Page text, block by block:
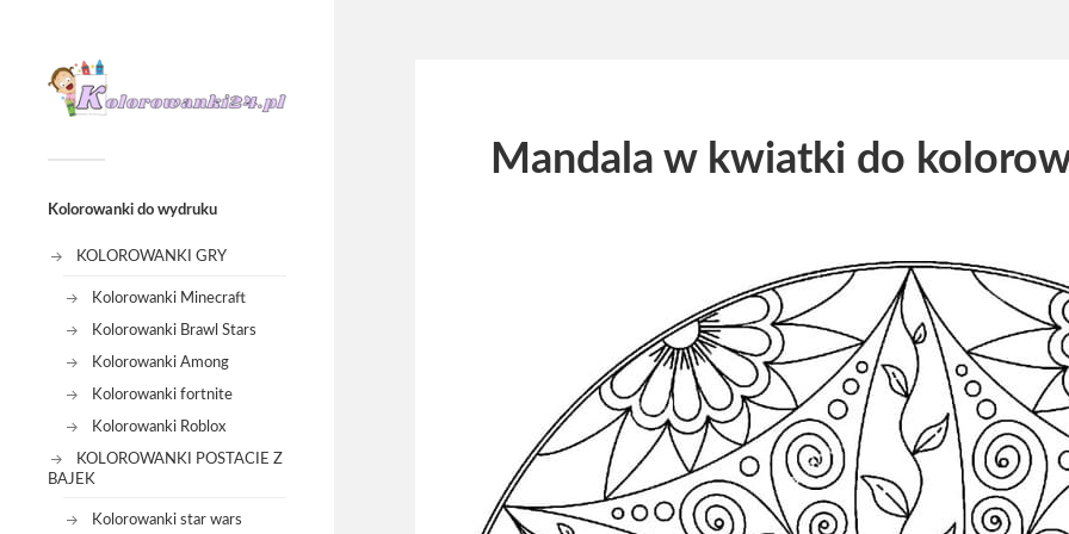
Kolorowanki do wydruku
KOLOROWANKI GRY
Kolorowanki Minecraft
Kolorowanki Brawl Stars
Kolorowanki Among
Kolorowanki fortnite
Kolorowanki Roblox
KOLOROWANKI POSTACIE Z
BAJEK
Kolorowanki star wars
Mandala w kwiatki do